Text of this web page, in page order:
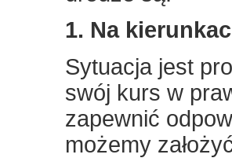
1. Na
Sytuacja jest
swój kurs w
zapewnić
możemy